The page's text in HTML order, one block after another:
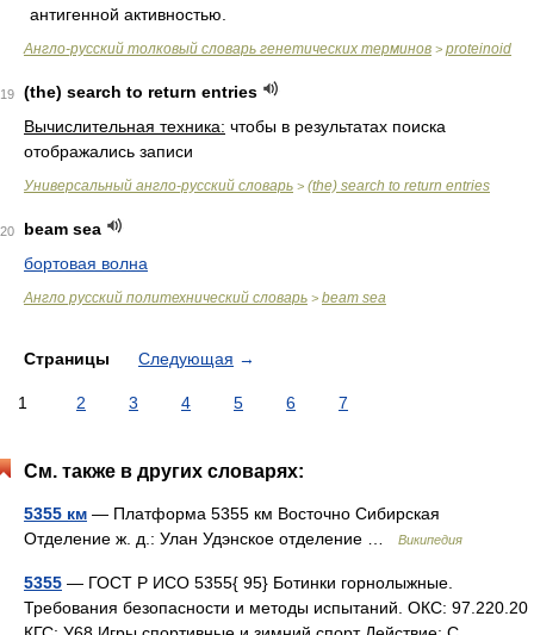
антигенной активностью.
Англо-русский толковый словарь генетических терминов > proteinoid
19
(the) search to return entries
Вычислительная техника: чтобы в результатах поиска
отображались записи
Универсальный англо-русский словарь > (the) search to return entries
20
beam sea
бортовая волна
Англо русский политехнический словарь > beam sea
Страницы Следующая →
1 2 3 4 5 6 7
См. также в других словарях:
5355 км — Платформа 5355 км Восточно Сибирская
Отделение ж. д.: Улан Удэнское отделение …
Википедия
5355 — ГОСТ Р ИСО 5355{ 95} Ботинки горнолыжные.
Требования безопасности и методы испытаний. ОКС: 97.220.20